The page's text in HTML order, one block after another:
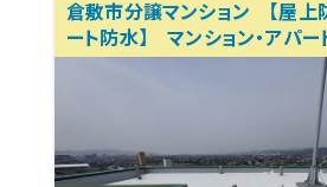
倉敷市分譲マンション 【屋上
ート防水】 マンション・アパー
水お任せください！ マンション
パートリフォーム 岡山リフォ